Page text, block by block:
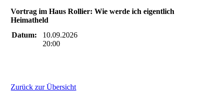
Vortrag im Haus Rollier: Wie werde ich eigentlich
Heimatheld
Datum:
10.09.2026
20:00
Zurück zur Übersicht